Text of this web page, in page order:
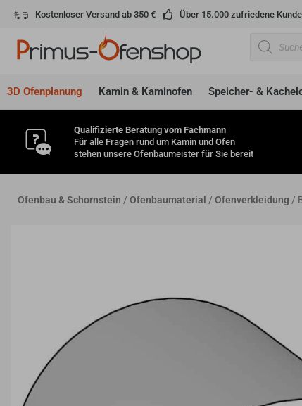
Zum
springen
Kostenloser Versand ab 350 € Über 15.000 zufriedene
Products
search
3D Ofenplanung Kamin & Kaminofen Speicher- &
Qualifizierte Beratung vom Fachmann
Für alle Fragen rund um Kamin und Ofen
stehen unsere Ofenbaumeister für Sie bereit
Ofenbau & Schornstein / Ofenbaumaterial / Ofenverkleidung /